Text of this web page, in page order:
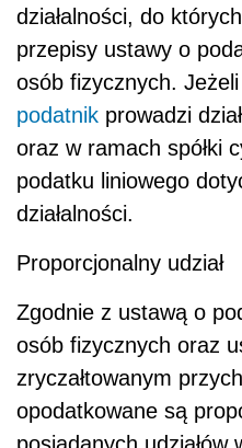
działalności, do
przepisy ustawy o
osób fizycznych.
podatnik prowadzi
oraz w ramach spółki
podatku liniowego
działalności.
Proporcjonalny udział
Zgodnie z ustawą o
osób fizycznych oraz
zryczałtowanym
opodatkowane są